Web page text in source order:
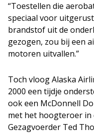
“Toestellen die
speciaal voor
brandstof uit de
gezogen, zou bij een
motoren uitvallen.”
Toch vloog Alaska
2000 een tijdje
ook een McDonnell
met het hoogteroer in
Gezagvoerder Ted